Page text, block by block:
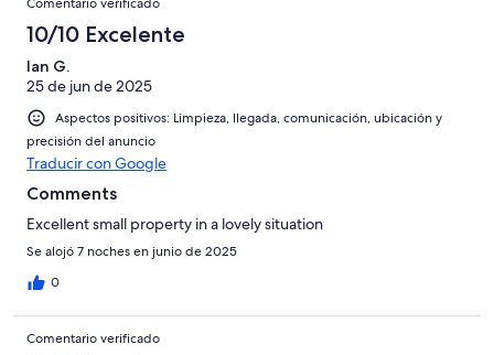
10/10 Excelente
Ian G.
25 de jun de 2025
Aspectos positivos: Limpieza, llegada, comunicación, ubicación y
precisión del anuncio
Traducir con Google
Comments
Excellent small property in a lovely situation
Se alojó 7 noches en junio de 2025
0
Comentario verificado